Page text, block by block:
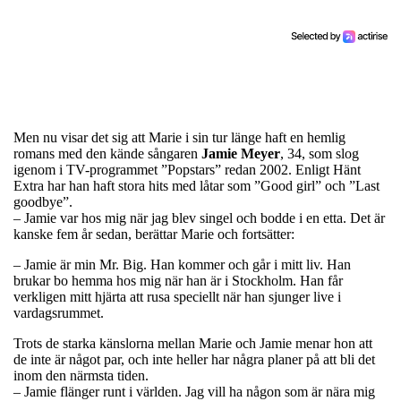
Men nu visar det sig att Marie i sin tur länge haft en hemlig
romans med den kände sångaren Jamie Meyer, 34, som slog
igenom i TV-programmet ”Popstars” redan 2002. Enligt Hänt
Extra har han haft stora hits med låtar som ”Good girl” och ”Last
goodbye”.
– Jamie var hos mig när jag blev singel och bodde i en etta. Det är
kanske fem år sedan, berättar Marie och fortsätter:
– Jamie är min Mr. Big. Han kommer och går i mitt liv. Han
brukar bo hemma hos mig när han är i Stockholm. Han får
verkligen mitt hjärta att rusa speciellt när han sjunger live i
vardagsrummet.
Trots de starka känslorna mellan Marie och Jamie menar hon att
de inte är något par, och inte heller har några planer på att bli det
inom den närmsta tiden.
– Jamie flänger runt i världen. Jag vill ha någon som är nära mig